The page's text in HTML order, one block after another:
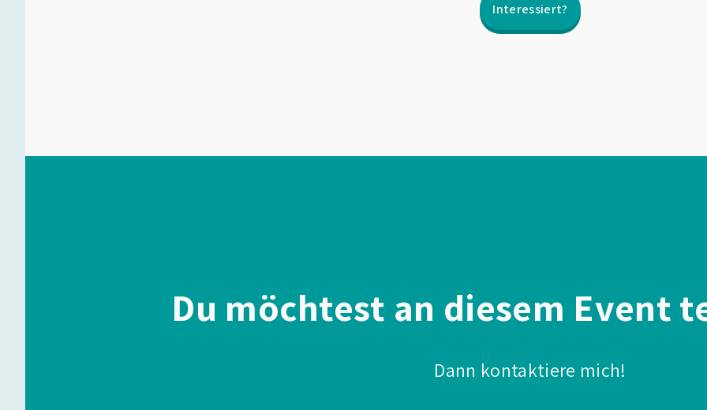
Interessiert?
Du möchtest an diesem Event
Dann kontaktiere mich!